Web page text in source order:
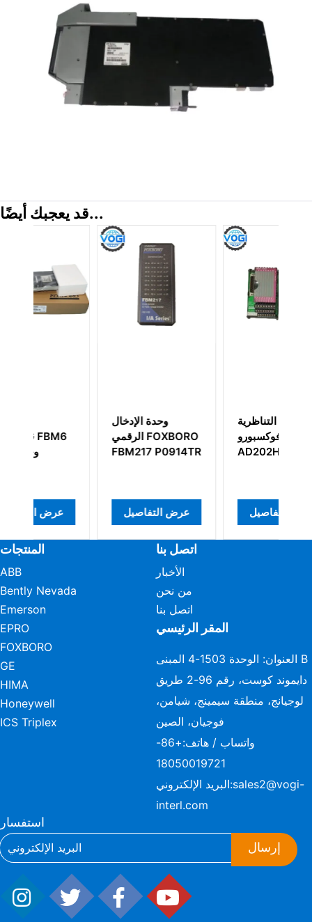
قد يعجبك أيضًا...
الرقمي FOXBORO
FBM217 P0914TR
عرض التفاصيل
الوحدات التناظرية
فوكسبورو
AD202HJ
عرض التفاصيل
المنتجات
ABB
Bently Nevada
Emerson
EPRO
FOXBORO
GE
HIMA
Honeywell
ICS Triplex
اتصل بنا
الأخبار
من نحن
اتصل بنا
المقر الرئيسي
العنوان: الوحدة 1503-4 المبنى B
دايموند كوست، رقم 96-2 طريق
لوجيانج، منطقة سيمينج، شيامن،
فوجيان، الصين
واتساب / هاتف:
+86-
18050019721
البريد الإلكتروني:sales2@vogi-
interl.com
استفسار
إرسال